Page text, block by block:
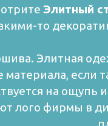
Элитный
то
Элитная
если
на
лого фирмы в